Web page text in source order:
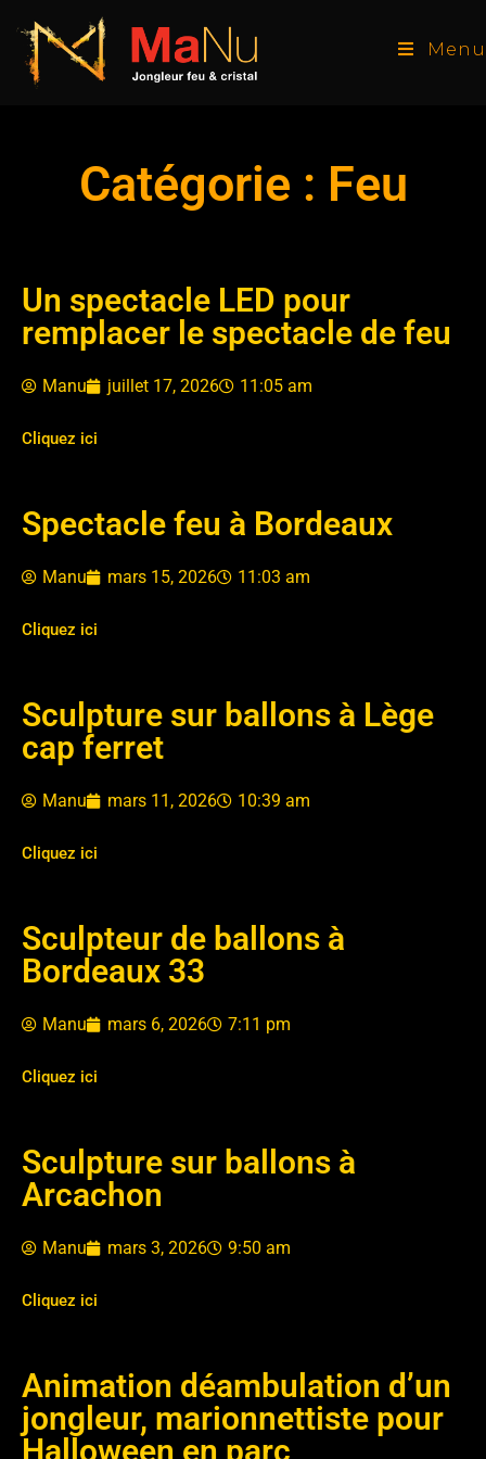
Menu
Catégorie : Feu
Un spectacle LED pour
remplacer le spectacle de feu
Manu juillet 17, 2026 11:05 am
Cliquez ici
Spectacle feu à Bordeaux
Manu mars 15, 2026 11:03 am
Cliquez ici
Sculpture sur ballons à Lège
cap ferret
Manu mars 11, 2026 10:39 am
Cliquez ici
Sculpteur de ballons à
Bordeaux 33
Manu mars 6, 2026 7:11 pm
Cliquez ici
Sculpture sur ballons à
Arcachon
Manu mars 3, 2026 9:50 am
Cliquez ici
Animation déambulation d’un
jongleur, marionnettiste pour
Halloween en parc